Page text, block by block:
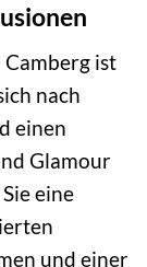
Camberg ist
nach
einen
Glamour
eine
und einer